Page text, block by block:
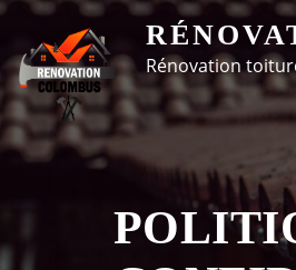
Skip
content
Rénovation